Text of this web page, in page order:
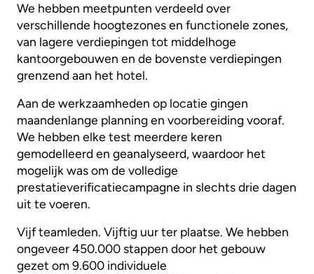
We hebben meetpunten verdeeld over
verschillende hoogtezones en functionele zones,
van lagere verdiepingen tot middelhoge
kantoorgebouwen en de bovenste verdiepingen
grenzend aan het hotel.
Aan de werkzaamheden op locatie gingen
maandenlange planning en voorbereiding vooraf.
We hebben elke test meerdere keren
gemodelleerd en geanalyseerd, waardoor het
mogelijk was om de volledige
prestatieverificatiecampagne in slechts drie dagen
uit te voeren.
Vijf teamleden. Vijftig uur ter plaatse. We hebben
ongeveer 450.000 stappen door het gebouw
gezet om 9.600 individuele